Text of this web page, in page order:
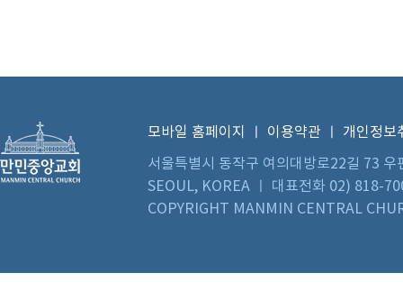
모바일 홈페이지 이용약관
개인정보
서울특별시 동작구 여의대방로22길 73
SEOUL, KOREA ㅣ 대표전화 02) 818-
COPYRIGHT MANMIN CENTRAL